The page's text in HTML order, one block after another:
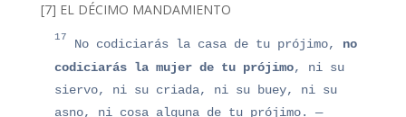
[7] EL DÉCIMO MANDAMIENTO
17 No codiciarás la casa de tu prójimo, no
codiciarás la mujer de tu prójimo, ni su
siervo, ni su criada, ni su buey, ni su
asno, ni cosa alguna de tu prójimo. —